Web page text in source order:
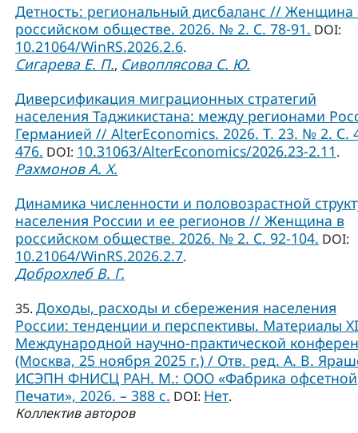
Детность: региональный дисбаланс // Женщина
российском обществе. 2026. № 2. С. 78-91. DOI:
10.21064/WinRS.2026.2.6.
Сигарева Е. П., Сивоплясова С. Ю.
Диверсификация миграционных стратегий
населения Таджикистана: между регионами
Германией // AlterEconomics. 2026. Т. 23. № 2. С.
476. DOI: 10.31063/AlterEconomics/2026.23-2.11.
Рахмонов А. Х.
Динамика численности и половозрастной
населения России и ее регионов // Женщина в
российском обществе. 2026. № 2. С. 92-104. DOI:
10.21064/WinRS.2026.2.7.
Доброхлеб В. Г.
35. Доходы, расходы и сбережения населения
России: тенденции и перспективы. Материалы XI
Международной научно-практической
(Москва, 25 ноября 2025 г.) / Отв. ред. А. В.
ИСЭПН ФНИСЦ РАН. М.: ООО «Фабрика офсетной
Печати», 2026. – 388 с. DOI: Нет.
Коллектив авторов